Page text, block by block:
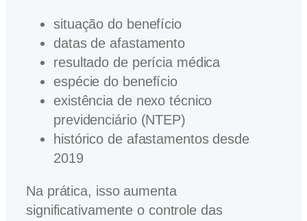
situação do benefício
datas de afastamento
resultado de perícia médica
espécie do benefício
existência de nexo técnico
previdenciário (NTEP)
histórico de afastamentos desde
2019
Na prática, isso aumenta
significativamente o controle das